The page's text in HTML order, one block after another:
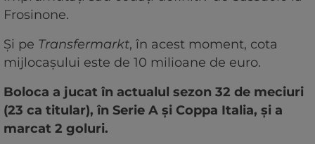
Frosinone.
Și pe Transfermarkt, în acest moment, cota
mijlocașului este de 10 milioane de euro.
Boloca a jucat în actualul sezon 32 de meciuri
(23 ca titular), în Serie A și Coppa Italia, și a
marcat 2 goluri.